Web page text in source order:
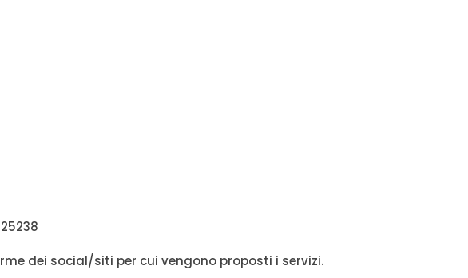
dei social/siti per cui vengono proposti i servizi.